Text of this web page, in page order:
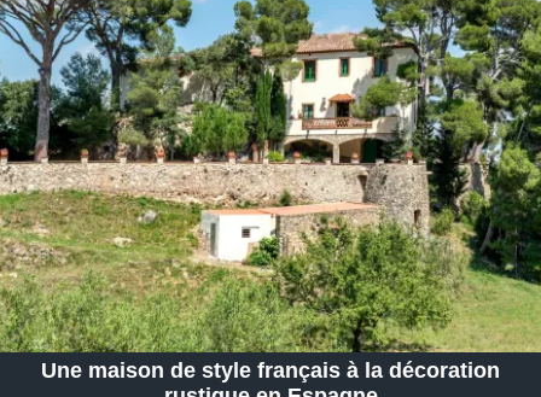
Une maison de style français à la décoration